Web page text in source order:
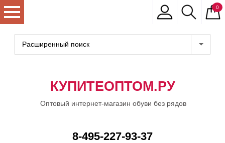
0
Расширенный поиск
КУПИТЕОПТОМ.РУ
Оптовый интернет-магазин обуви без рядов
8-495-227-93-37